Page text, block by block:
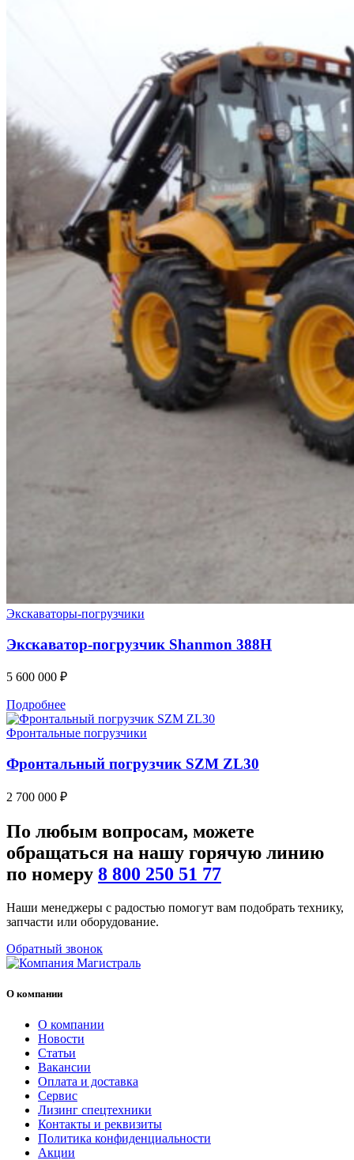
Экскаваторы-погрузчики
Экскаватор-погрузчик Shanmon 388H
5 600 000 ₽
Подробнее
Фронтальные погрузчики
Фронтальный погрузчик SZM ZL30
2 700 000 ₽
По любым вопросам, можете
обращаться на нашу горячую линию
по номеру 8 800 250 51 77
Наши менеджеры с радостью помогут вам подобрать технику,
запчасти или оборудование.
Обратный звонок
О компании
О компании
Новости
Статьи
Вакансии
Оплата и доставка
Сервис
Лизинг спецтехники
Контакты и реквизиты
Политика конфиденциальности
Акции